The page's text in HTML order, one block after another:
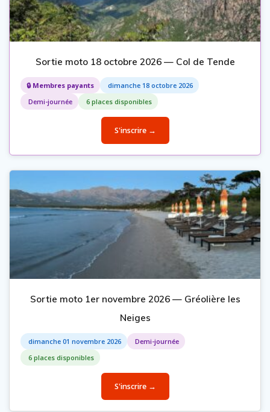
Sortie moto 18 octobre 2026 — Col de Tende
🔒 Membres payants
dimanche 18 octobre 2026
Demi-journée
6 places disponibles
S'inscrire →
Sortie moto 1er novembre 2026 — Gréolière les
Neiges
dimanche 01 novembre 2026
Demi-journée
6 places disponibles
S'inscrire →